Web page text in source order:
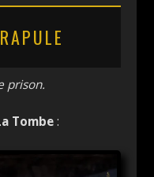
prison.
Tombe: